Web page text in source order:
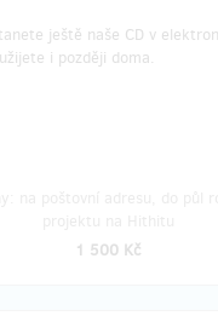
ještě naše CD v
i později doma.
1 500 Kč